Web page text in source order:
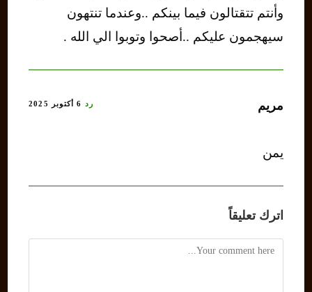
وأنتم تتقتالون فيما بينكم ..وعندما تنتهون
سيهجمون عليكم ..أصحوا وتوبوا الي الله .
مريم رد 6 أكتوبر 2025
يمن
اترك تعليقاً
Comment